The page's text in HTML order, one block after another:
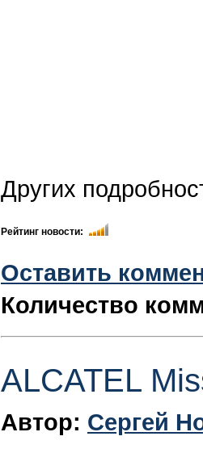
Других
Рейтинг новости:
Оставить
Количество
ALCATEL
Автор: Сергей